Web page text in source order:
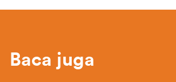
Baca juga